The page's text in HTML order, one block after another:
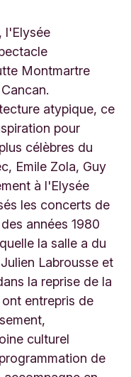
l'Elysée
Montmartre
atypique, ce
pour
célèbres du
Emile Zola, Guy
à l'Elysée
les concerts de
années 1980
la salle a du
Labrousse et
la reprise de la
entrepris de
culturel
de